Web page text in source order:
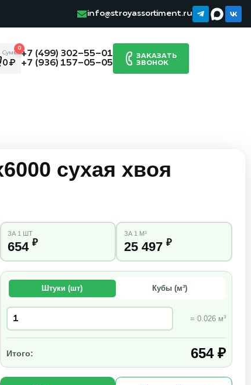
info@stroyassortiment.ru
0
Сумма:
0 ₽
+7 (499) 302-55-01
+7 (936) 157-05-05
ЗАКАЗАТЬ
ЗВОНОК
сухая хвоя
ЗА 1 ШТ
654₽
ЗА 1 М³
25 497 ₽
Штуки (шт) Кубы (м³)
= 0.026 м³
Итого: 654 ₽